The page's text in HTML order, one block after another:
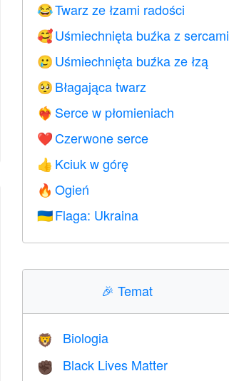
😂Twarz ze łzami radości
🥰 Uśmiechnięta buźka z sercami
🥲 Uśmiechnięta buźka ze łzą
🥺 Błagająca twarz
❤️‍🔥 Serce w płomieniach
❤️ Czerwone serce
👍 Kciuk w górę
🔥 Ogień
🇺🇦 Flaga: Ukraina
🎉 Temat
🦁 Biologia
✊🏿 Black Lives Matter